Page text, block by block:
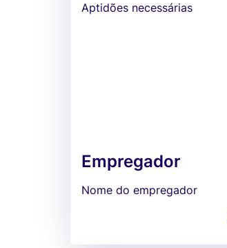
Aptidões necessárias
Empregador
Nome do empregador